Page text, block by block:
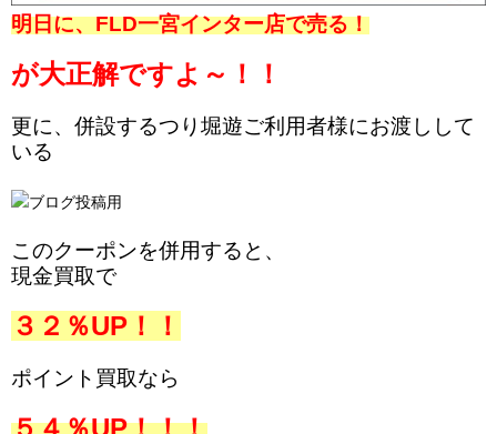
明日に、FLD一宮インター店で売る！
が大正解ですよ～！！
更に、併設するつり堀遊ご利用者様にお渡しして
いる
このクーポンを併用すると、
現金買取で
３２％UP！！
ポイント買取なら